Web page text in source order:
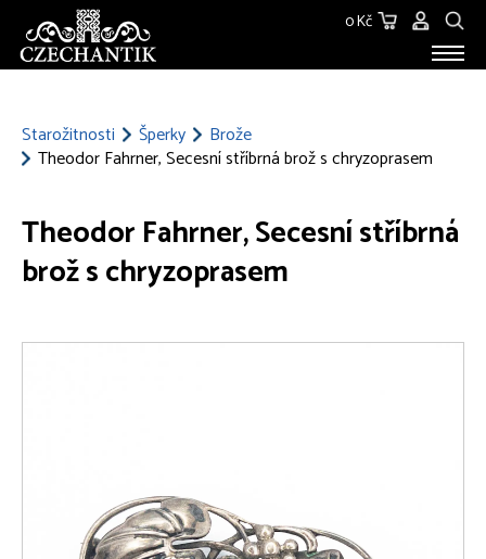
0 Kč
KONTAKT
Starožitnosti Šperky
Brože
Theodor Fahrner, Secesní stříbrná brož s chryzoprasem
Theodor Fahrner, Secesní stříbrná
brož s chryzoprasem